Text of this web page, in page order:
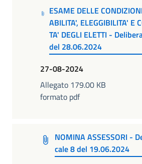
ESAME DELLE
ABILITA', ELEGGIBILITA' E
TA' DEGLI ELETTI -
del 28.06.2024
27-08-2024
Allegato 179.00 KB
formato pdf
NOMINA ASSESSORI -
cale 8 del 19.06.2024